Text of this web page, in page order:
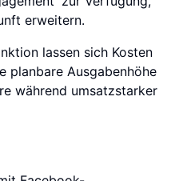
erweitern.
lassen sich Kosten
planbare Ausgabenhöhe
während umsatzstarker